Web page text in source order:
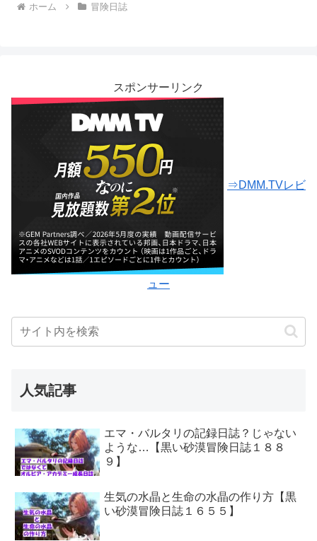
ホーム 冒険日誌
スポンサーリンク
⇒DMM.TVレビ
ュー
人気記事
エマ・バルタリの記録日誌？じゃない
ような…【黒い砂漠冒険日誌１８８
９】
生気の水晶と生命の水晶の作り方【黒
い砂漠冒険日誌１６５５】